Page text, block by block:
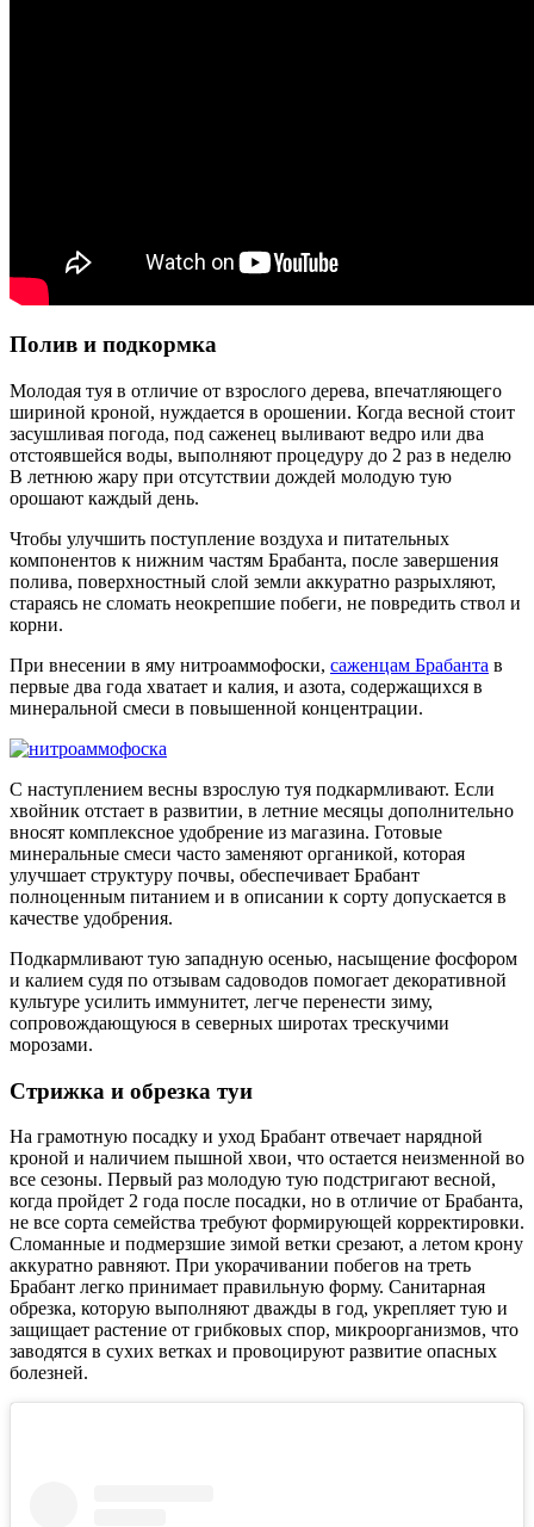
Полив и подкормка
Молодая туя в отличие от взрослого дерева, впечатляющего
шириной кроной, нуждается в орошении. Когда весной стоит
засушливая погода, под саженец выливают ведро или два
отстоявшейся воды, выполняют процедуру до 2 раз в неделю
В летнюю жару при отсутствии дождей молодую тую
орошают каждый день.
Чтобы улучшить поступление воздуха и питательных
компонентов к нижним частям Брабанта, после завершения
полива, поверхностный слой земли аккуратно разрыхляют,
стараясь не сломать неокрепшие побеги, не повредить ствол и
корни.
При внесении в яму нитроаммофоски, саженцам Брабанта в
первые два года хватает и калия, и азота, содержащихся в
минеральной смеси в повышенной концентрации.
С наступлением весны взрослую туя подкармливают. Если
хвойник отстает в развитии, в летние месяцы дополнительно
вносят комплексное удобрение из магазина. Готовые
минеральные смеси часто заменяют органикой, которая
улучшает структуру почвы, обеспечивает Брабант
полноценным питанием и в описании к сорту допускается в
качестве удобрения.
Подкармливают тую западную осенью, насыщение фосфором
и калием судя по отзывам садоводов помогает декоративной
культуре усилить иммунитет, легче перенести зиму,
сопровождающуюся в северных широтах трескучими
морозами.
Стрижка и обрезка туи
На грамотную посадку и уход Брабант отвечает нарядной
кроной и наличием пышной хвои, что остается неизменной во
все сезоны. Первый раз молодую тую подстригают весной,
когда пройдет 2 года после посадки, но в отличие от Брабанта,
не все сорта семейства требуют формирующей корректировки.
Сломанные и подмерзшие зимой ветки срезают, а летом крону
аккуратно равняют. При укорачивании побегов на треть
Брабант легко принимает правильную форму. Санитарная
обрезка, которую выполняют дважды в год, укрепляет тую и
защищает растение от грибковых спор, микроорганизмов, что
заводятся в сухих ветках и провоцируют развитие опасных
болезней.